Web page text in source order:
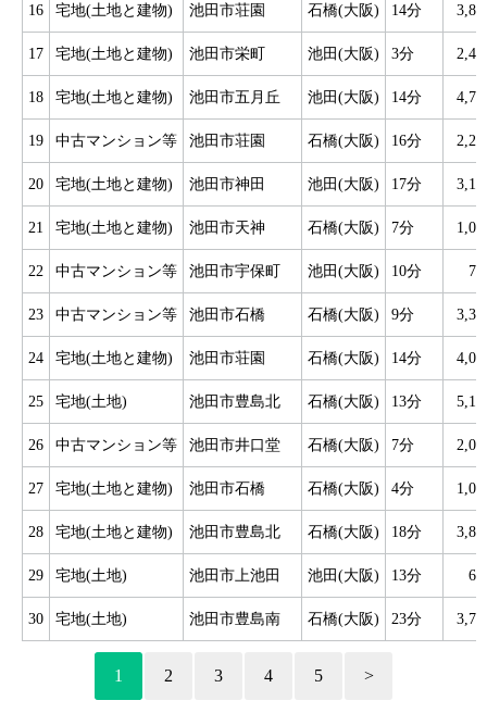
16 宅地(土地と建物) 池田市荘園 石橋(大阪) 14分
17 宅地(土地と建物) 池田市栄町 池田(大阪) 3分
18 宅地(土地と建物) 池田市五月丘 池田(大阪) 14分
19 中古マンション等 池田市荘園 石橋(大阪) 16分
20 宅地(土地と建物) 池田市神田 池田(大阪) 17分
21 宅地(土地と建物) 池田市天神 石橋(大阪) 7分
22 中古マンション等 池田市宇保町 池田(大阪) 10分
23 中古マンション等 池田市石橋 石橋(大阪) 9分
24 宅地(土地と建物) 池田市荘園 石橋(大阪) 14分
25 宅地(土地) 池田市豊島北 石橋(大阪) 13分
26 中古マンション等 池田市井口堂 石橋(大阪) 7分
27 宅地(土地と建物) 池田市石橋 石橋(大阪) 4分
28 宅地(土地と建物) 池田市豊島北 石橋(大阪) 18分
29 宅地(土地) 池田市上池田 池田(大阪) 13分
30 宅地(土地) 池田市豊島南 石橋(大阪) 23分
1 2 3 4 5 >